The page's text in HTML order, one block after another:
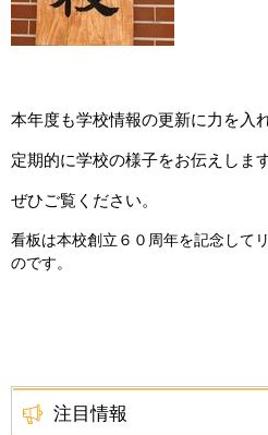
本年度も学校情報の更新に力を入
定期的に学校の様子をお伝えしま
ぜひご覧ください。
看板は本校創立６０周年を記念して
のです。
注目情報